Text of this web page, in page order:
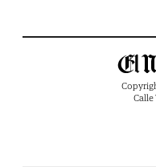
Calle